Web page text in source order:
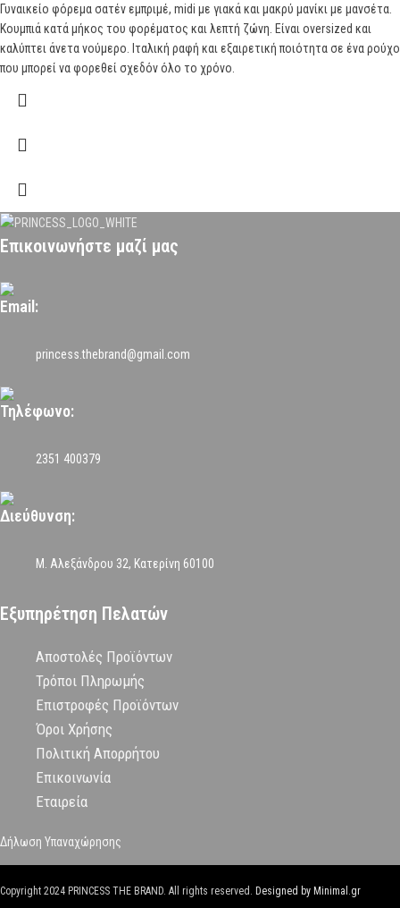
Γυναικείο φόρεμα σατέν εμπριμέ, midi με γιακά και μακρύ μανίκι με μανσέτα.
Κουμπιά κατά μήκος του φορέματος και λεπτή ζώνη. Είναι oversized και
καλύπτει άνετα νούμερο. Ιταλική ραφή και εξαιρετική ποιότητα σε ένα ρούχο
που μπορεί να φορεθεί σχεδόν όλο το χρόνο.
Επικοινωνήστε μαζί μας
Email:
princess.thebrand@gmail.com
Τηλέφωνο:
2351 400379
Διεύθυνση:
Μ. Αλεξάνδρου 32, Κατερίνη 60100
Εξυπηρέτηση Πελατών
Αποστολές Προϊόντων
Τρόποι Πληρωμής
Επιστροφές Προϊόντων
Όροι Χρήσης
Πολιτική Απορρήτου
Επικοινωνία
Εταιρεία
Δήλωση Υπαναχώρησης
Copyright 2024 PRINCESS THE BRAND. All rights reserved. Designed by Minimal.gr